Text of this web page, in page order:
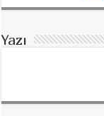
Yazı